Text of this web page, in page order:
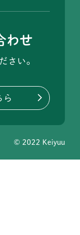
わせ
さい。
ら
© 2022 Keiyuu